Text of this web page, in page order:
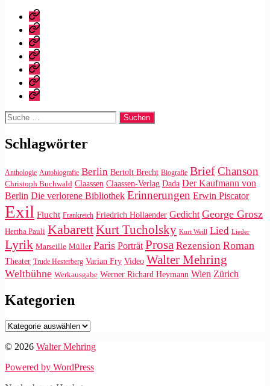
Startseite
Warum
dieser
Blog?
Bibliografie
Vita
Zitate
|
Tweets
Impressum/Datenschutz
Rechteanfrage
Suche
nach:
Schlagwörter
Anthologie Autobiografie Berlin Bertolt Brecht Biografie BriefChanson
Christoph Buchwald Claassen Claassen-Verlag Dada Der Kaufmann von
Berlin Die verlorene Bibliothek Erinnerungen Erwin Piscator
Exil Flucht Frankreich Friedrich Hollaender Gedicht George Grosz
Hertha Pauli KabarettKurt Tucholsky Kurt Weill Lied Lieder
Lyrik Marseille Müller Paris Porträt Prosa Rezension Roman
Theater Trude Hesterberg Varian Fry Video Walter Mehring
Weltbühne Werkausgabe Werner Richard Heymann Wien Zürich
Kategorien
Kategorien
© 2026 Walter Mehring
Powered by WordPress